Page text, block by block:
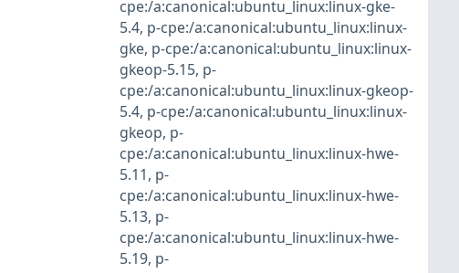
cpe:/a:canonical:ubuntu_linux:linux-gke-
5.4, p-cpe:/a:canonical:ubuntu_linux:linux-
gke, p-cpe:/a:canonical:ubuntu_linux:linux-
gkeop-5.15, p-
cpe:/a:canonical:ubuntu_linux:linux-gkeop-
5.4, p-cpe:/a:canonical:ubuntu_linux:linux-
gkeop, p-
cpe:/a:canonical:ubuntu_linux:linux-hwe-
5.11, p-
cpe:/a:canonical:ubuntu_linux:linux-hwe-
5.13, p-
cpe:/a:canonical:ubuntu_linux:linux-hwe-
5.19, p-